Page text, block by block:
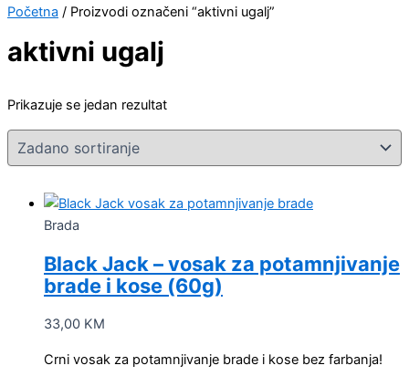
Početna / Proizvodi označeni “aktivni ugalj”
aktivni ugalj
Prikazuje se jedan rezultat
Brada
Black Jack – vosak za potamnjivanje
brade i kose (60g)
33,00 KM
Crni vosak za potamnjivanje brade i kose bez farbanja!